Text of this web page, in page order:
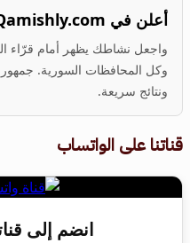
أعلن في Qamishly.com
واجعل نشاطك يظهر أمام قرّاء
وكل المحافظات السورية.
ونتائج سريعة.
قناتنا على الواتساب
انضم إلى